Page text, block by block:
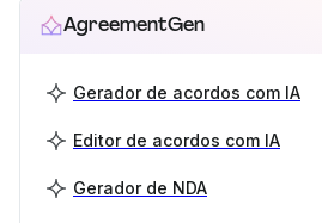
AgreementGen
Gerador de acordos com IA
Editor de acordos com IA
Gerador de NDA